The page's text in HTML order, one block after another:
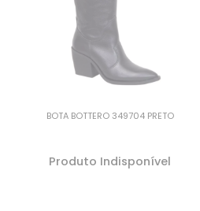
BOTA BOTTERO 349704 PRETO
Produto Indisponível